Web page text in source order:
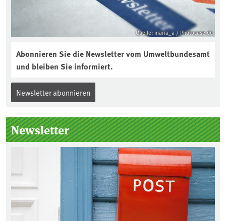
Quelle: maria_a / Photocase.de
Abonnieren Sie die Newsletter vom Umweltbundesamt
und bleiben Sie informiert.
Newsletter abonnieren
Newsletter